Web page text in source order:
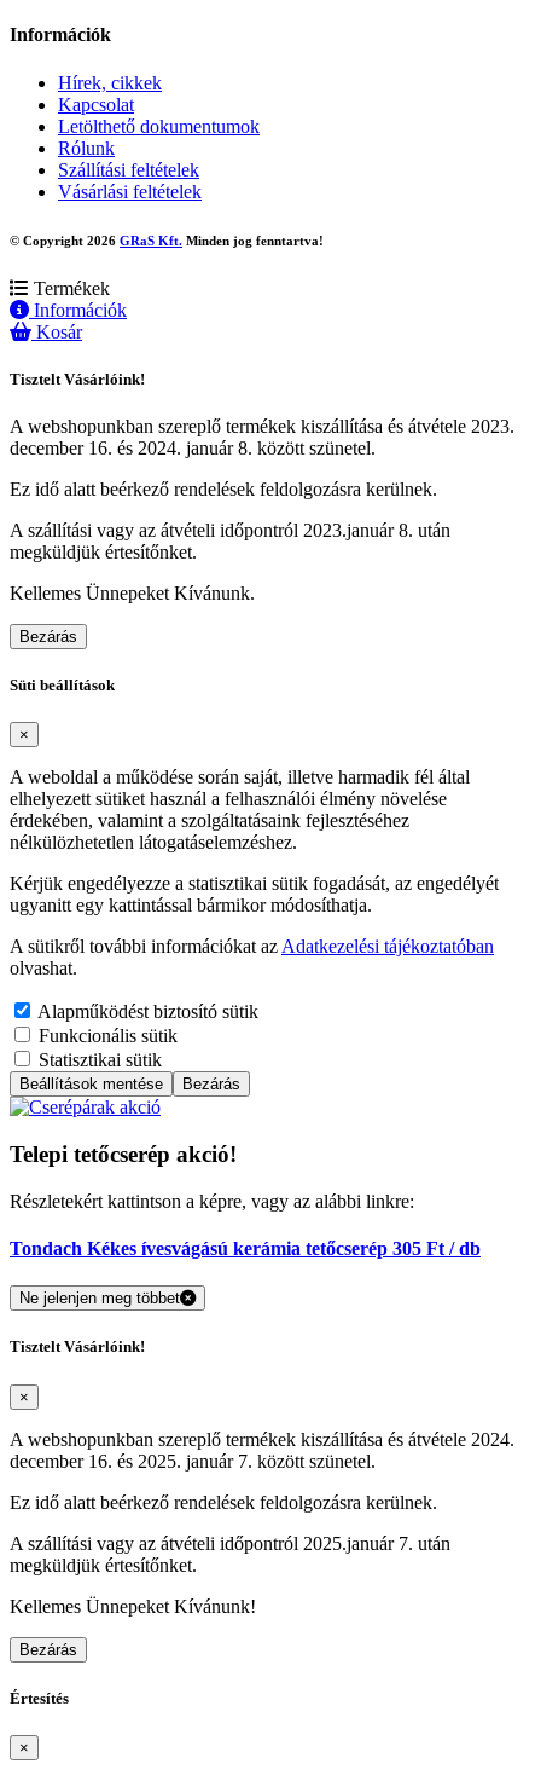
Információk
Hírek, cikkek
Kapcsolat
Letölthető dokumentumok
Rólunk
Szállítási feltételek
Vásárlási feltételek
© Copyright 2026 GRaS Kft. Minden jog fenntartva!
Termékek
Információk
Kosár
Tisztelt Vásárlóink!
A webshopunkban szereplő termékek kiszállítása és átvétele 2023.
december 16. és 2024. január 8. között szünetel.
Ez idő alatt beérkező rendelések feldolgozásra kerülnek.
A szállítási vagy az átvételi időpontról 2023.január 8. után
megküldjük értesítőnket.
Kellemes Ünnepeket Kívánunk.
Bezárás
Süti beállítások
×
A weboldal a működése során saját, illetve harmadik fél által
elhelyezett sütiket használ a felhasználói élmény növelése
érdekében, valamint a szolgáltatásaink fejlesztéséhez
nélkülözhetetlen látogatáselemzéshez.
Kérjük engedélyezze a statisztikai sütik fogadását, az engedélyét
ugyanitt egy kattintással bármikor módosíthatja.
A sütikről további információkat az Adatkezelési tájékoztatóban
olvashat.
Alapműködést biztosító sütik
Funkcionális sütik
Statisztikai sütik
Beállítások mentése Bezárás
Telepi tetőcserép akció!
Részletekért kattintson a képre, vagy az alábbi linkre:
Tondach Kékes ívesvágású kerámia tetőcserép 305 Ft / db
Ne jelenjen meg többet
Tisztelt Vásárlóink!
×
A webshopunkban szereplő termékek kiszállítása és átvétele 2024.
december 16. és 2025. január 7. között szünetel.
Ez idő alatt beérkező rendelések feldolgozásra kerülnek.
A szállítási vagy az átvételi időpontról 2025.január 7. után
megküldjük értesítőnket.
Kellemes Ünnepeket Kívánunk!
Bezárás
Értesítés
×